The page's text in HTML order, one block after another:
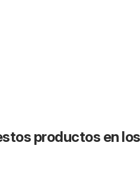
productos en los